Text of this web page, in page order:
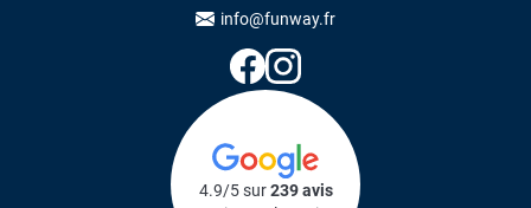
info@funway.fr
4.9/5 sur239 avis